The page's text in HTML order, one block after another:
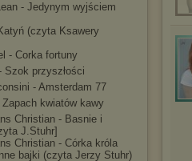
- Jedynym wyjściem
(czyta Ksawery
- Corka fortuny
Szok przyszłości
- Amsterdam 77
kwiatów kawy
Christian - Basnie i
J.Stuhr]
Christian - Córka króla
bajki (czyta Jerzy Stuhr)